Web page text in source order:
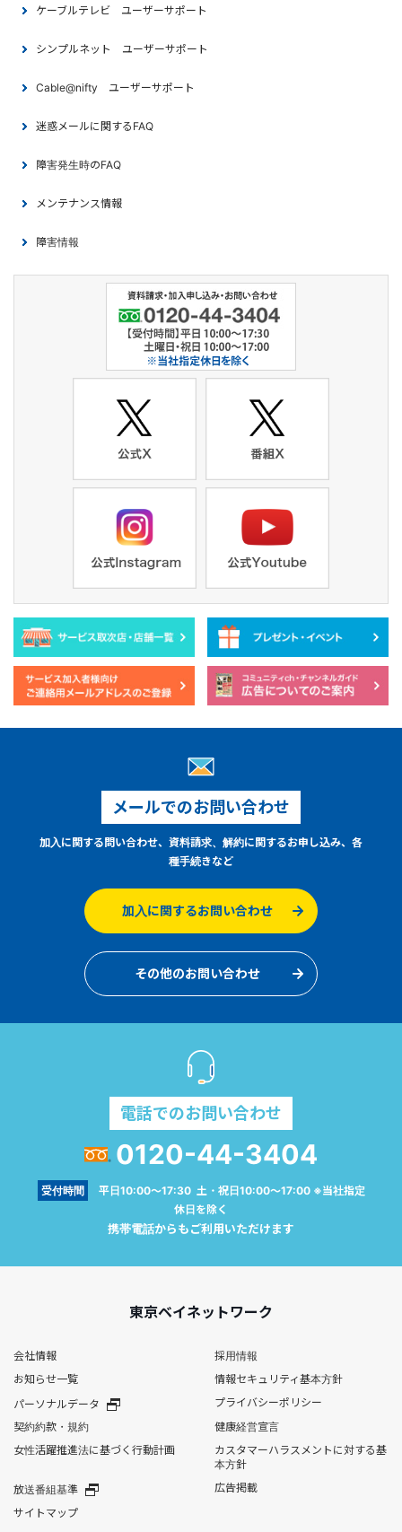
ケーブルテレビ ユーザーサポート
シンプルネット ユーザーサポート
Cable@nifty ユーザーサポート
迷惑メールに関するFAQ
障害発生時のFAQ
メンテナンス情報
障害情報
メールでのお問い合わせ
加入に関する問い合わせ、資料請求、解約に関するお申し込み、各
種手続きなど
加入に関するお問い合わせ
その他のお問い合わせ
電話でのお問い合わせ
0120-44-3404
受付時間
平日10:00～17:30 土・祝日10:00～17:00 ※当社指定
休日を除く
携帯電話からもご利用いただけます
東京ベイネットワーク
会社情報
採用情報
お知らせ一覧
情報セキュリティ基本方針
パーソナルデータ
プライバシーポリシー
契約約款・規約
健康経営宣言
女性活躍推進法に基づく行動計画
カスタマーハラスメントに対する基
本方針
放送番組基準
広告掲載
サイトマップ